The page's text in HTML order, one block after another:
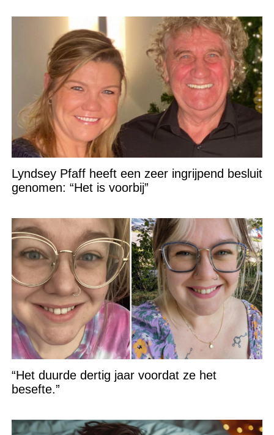
Lyndsey Pfaff heeft een zeer ingrijpend besluit
genomen: “Het is voorbij”
“Het duurde dertig jaar voordat ze het
besefte.”